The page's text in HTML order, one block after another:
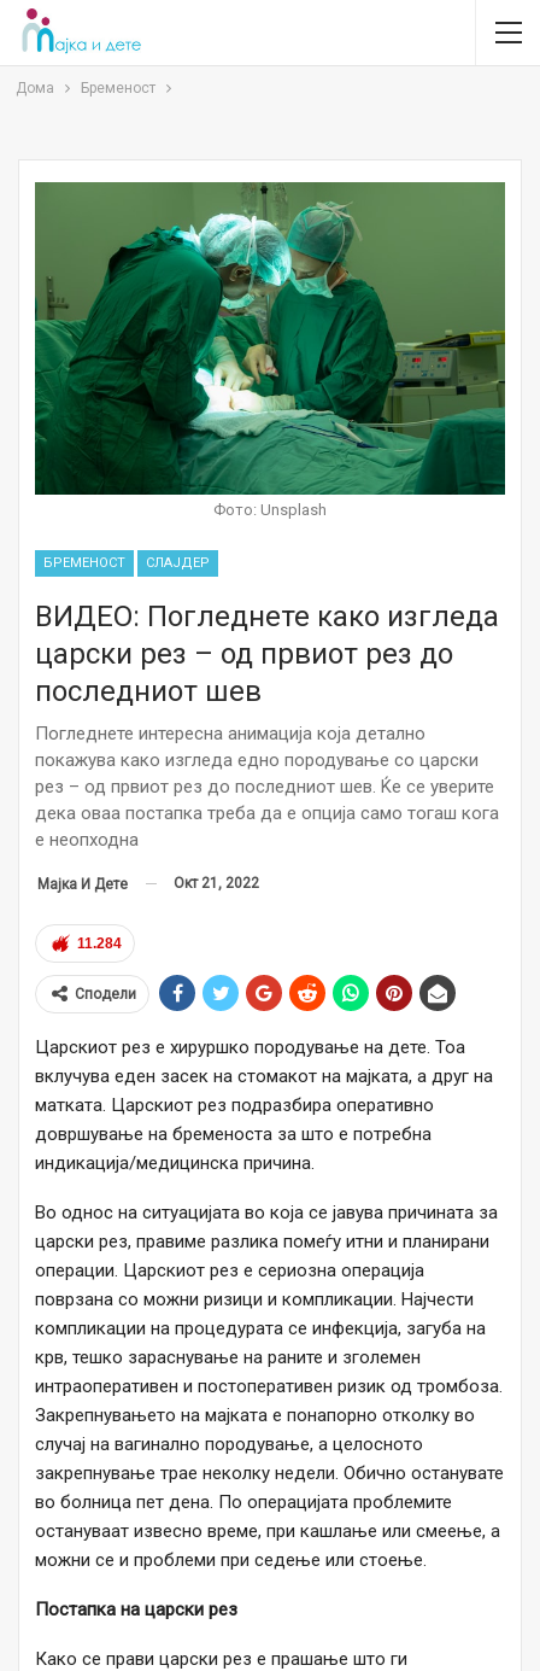
Дома Бременост
Фото: Unsplash
БРЕМЕНОСТ СЛАЈДЕР
ВИДЕО: Погледнете како изгледа
царски рез – од првиот рез до
последниот шев
Погледнете интересна анимација која детално
покажува како изгледа едно породување со царски
рез – од првиот рез до последниот шев. Ќе се уверите
дека оваа постапка треба да е опција само тогаш кога
е неопходна
Мајка И Дете Окт 21, 2022
11.284
Сподели
Царскиот рез е хируршко породување на дете. Тоа
вклучува еден засек на стомакот на мајката, а друг на
матката. Царскиот рез подразбира оперативно
довршување на бременоста за што е потребна
индикација/медицинска причина.
Во однос на ситуацијата во која се јавува причината за
царски рез, правиме разлика помеѓу итни и планирани
операции. Царскиот рез е сериозна операција
поврзана со можни ризици и компликации. Најчести
компликации на процедурата се инфекција, загуба на
крв, тешко зараснување на раните и зголемен
интраоперативен и постоперативен ризик од тромбоза.
Закрепнувањето на мајката е понапорно отколку во
случај на вагинално породување, а целосното
закрепнување трае неколку недели. Обично останувате
во болница пет дена. По операцијата проблемите
остануваат извесно време, при кашлање или смеење, а
можни се и проблеми при седење или стоење.
Постапка на царски рез
Како се прави царски рез е прашање што ги